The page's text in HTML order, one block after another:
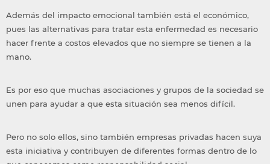
Además del impacto emocional también está el económico,
pues las alternativas para tratar esta enfermedad es necesario
hacer frente a costos elevados que no siempre se tienen a la
mano.
Es por eso que muchas asociaciones y grupos de la sociedad se
unen para ayudar a que esta situación sea menos difícil.
Pero no solo ellos, sino también empresas privadas hacen suya
esta iniciativa y contribuyen de diferentes formas dentro de lo